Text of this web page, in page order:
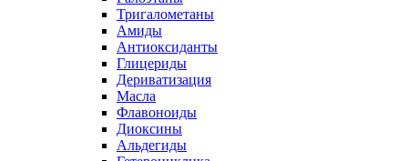
Тригалометаны
Амиды
Антиоксиданты
Глицериды
Дериватизация
Масла
Флавоноиды
Диоксины
Альдегиды